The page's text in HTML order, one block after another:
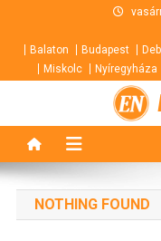
contentBalaton Budapest
Miskolc
Nyíregyháza
NOTHING FOUND